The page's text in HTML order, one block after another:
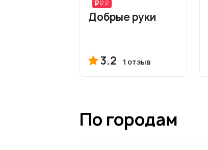
Добрые руки
3.2 1 отзыв
По городам